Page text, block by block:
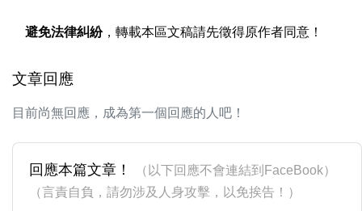
避免法律糾紛，轉載本區文稿請先徵得原作者同意！
文章回應
目前尚無回應，成為第一個回應的人吧！
回應本篇文章！
（以下回應不會連結到FaceBook）
（言責自負，請勿涉及人身攻擊，以免挨告！）